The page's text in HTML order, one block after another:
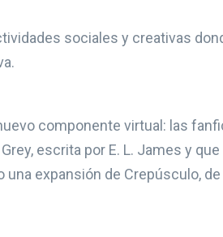
sociales y creativas
componente virtual: las
escrita por E. L. James y
expansión de Crepúsculo,